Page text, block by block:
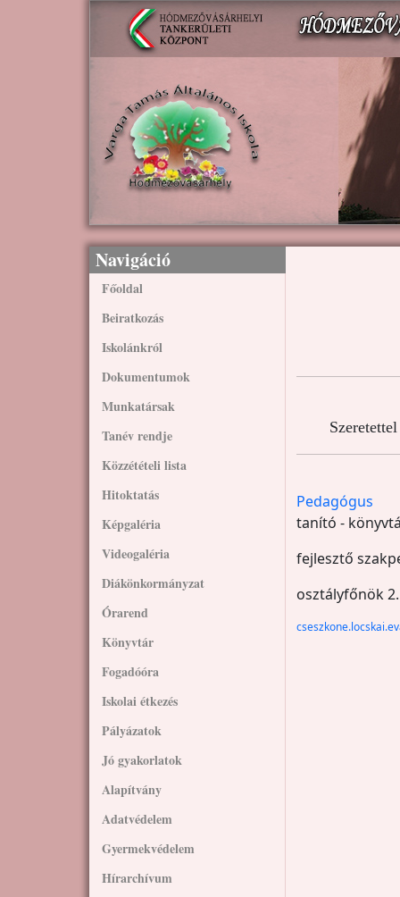
Ugrás a tartalomra
Navigáció
Főoldal
Beiratkozás
Iskolánkról
Dokumentumok
Munkatársak
Tanév rendje
Közzétételi lista
Hitoktatás
Képgaléria
Videogaléria
Diákönkormányzat
Órarend
Könyvtár
Fogadóóra
Iskolai étkezés
Pályázatok
Jó gyakorlatok
Alapítvány
Adatvédelem
Gyermekvédelem
Hírarchívum
Pedagógus
tanító -
fejlesztő
osztályfőnök